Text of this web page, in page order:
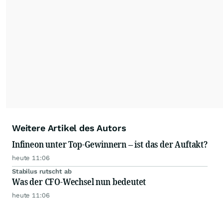
Weitere Artikel des Autors
Infineon unter Top-Gewinnern – ist das der Auftakt?
heute 11:06
Stabilus rutscht ab
Was der CFO-Wechsel nun bedeutet
heute 11:06